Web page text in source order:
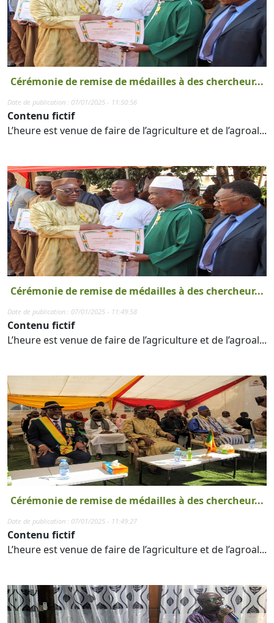
Cérémonie de remise de médailles à des chercheur...
Date de publication : 07/01/2025 - 11:50:56
Contenu fictif
L’heure est venue de faire de l’agriculture et de l’agroal...
Cérémonie de remise de médailles à des chercheur...
Date de publication : 07/01/2025 - 11:49:58
Contenu fictif
L’heure est venue de faire de l’agriculture et de l’agroal...
Cérémonie de remise de médailles à des chercheur...
Date de publication : 07/01/2025 - 11:49:27
Contenu fictif
L’heure est venue de faire de l’agriculture et de l’agroal...